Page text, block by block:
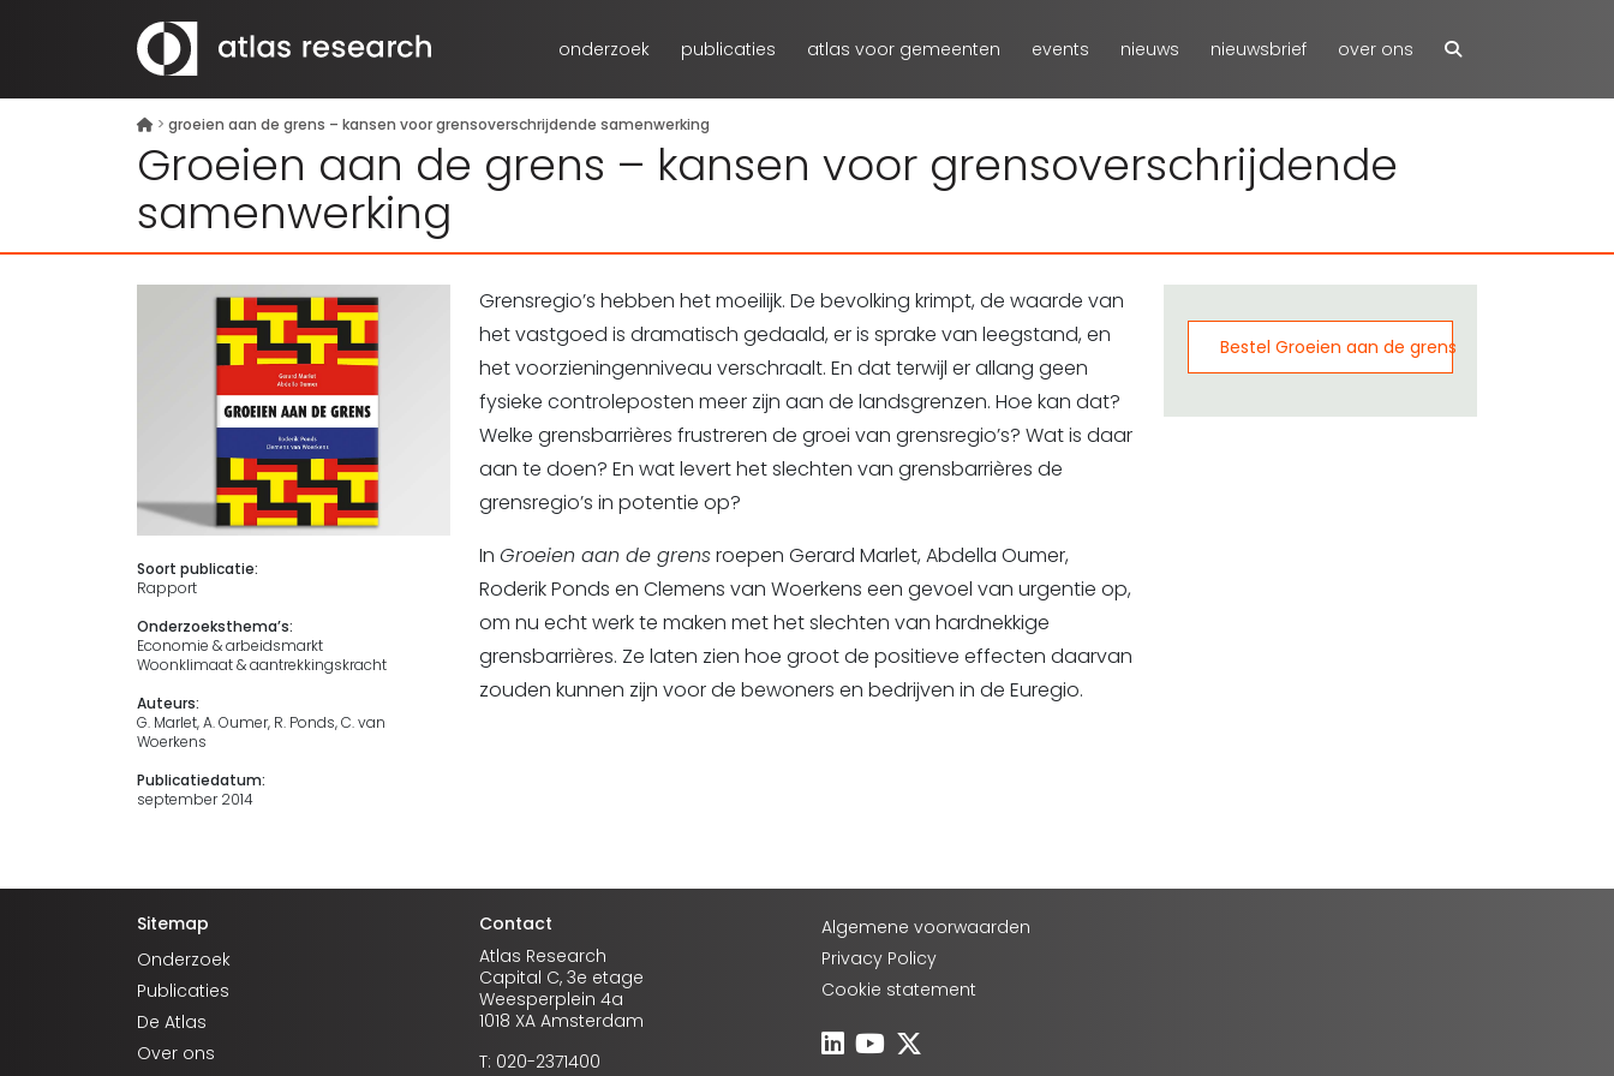
onderzoek publicaties atlas voor gemeenten events nieuws nieuwsbrief over ons
> groeien aan de grens – kansen voor grensoverschrijdende samenwerking
Groeien aan de grens – kansen voor grensoverschrijdende
samenwerking
Soort publicatie:
Rapport
Onderzoeksthema’s:
Economie & arbeidsmarkt
Woonklimaat & aantrekkingskracht
Auteurs:
G. Marlet, A. Oumer, R. Ponds, C. van
Woerkens
Publicatiedatum:
september 2014
Grensregio’s hebben het moeilijk. De bevolking krimpt, de waarde van
het vastgoed is dramatisch gedaald, er is sprake van leegstand, en
het voorzieningenniveau verschraalt. En dat terwijl er allang geen
fysieke controleposten meer zijn aan de landsgrenzen. Hoe kan dat?
Welke grensbarrières frustreren de groei van grensregio’s? Wat is daar
aan te doen? En wat levert het slechten van grensbarrières de
grensregio’s in potentie op?
In Groeien aan de grensroepen Gerard Marlet, Abdella Oumer,
Roderik Ponds en Clemens van Woerkens een gevoel van urgentie op,
om nu echt werk te maken met het slechten van hardnekkige
grensbarrières. Ze laten zien hoe groot de positieve effecten daarvan
zouden kunnen zijn voor de bewoners en bedrijven in de Euregio.
Bestel Groeien aan de grens
Sitemap
Onderzoek
Publicaties
De Atlas
Over ons
Contact
Atlas Research
Capital C, 3e etage
Weesperplein 4a
1018 XA Amsterdam
T: 020-2371400
Algemene voorwaarden
Privacy Policy
Cookie statement